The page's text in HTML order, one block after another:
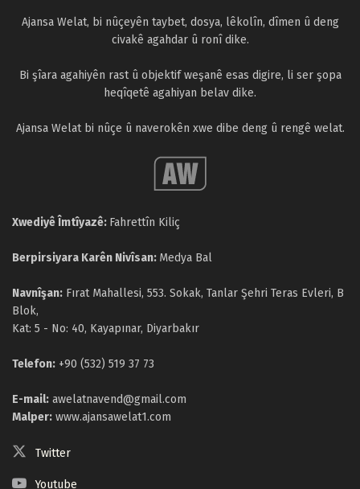
Ajansa Welat, bi nûçeyên taybet, dosya, lêkolîn, dîmen û deng
civakê agahdar û ronî dike.
Bi şîara agahiyên rast û objektif weşanê esas digire, li ser şopa
heqîqetê agahiyan belav dike.
Ajansa Welat bi nûçe û naverokên xwe dibe deng û rengê welat.
Xwediyê Îmtîyazê: Fahrettîn Kiliç
Berpirsiyara Karên Nivîsan: Medya Bal
Navnîşan: Fırat Mahallesi, 553. Sokak, Tanlar Şehri Teras Evleri, B
Blok,
Kat: 5 - No: 40, Kayapınar, Diyarbakır
Telefon: +90 (532) 519 37 73
E-mail: awelatnavend@gmail.com
Malper: www.ajansawelat1.com
Twitter
Youtube